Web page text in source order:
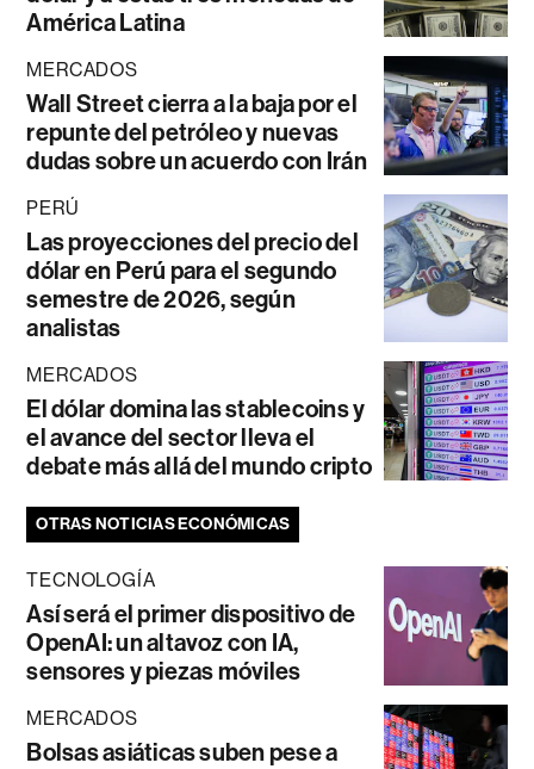
América Latina
MERCADOS
Wall Street cierra a la baja por el
repunte del petróleo y nuevas
dudas sobre un acuerdo con Irán
PERÚ
Las proyecciones del precio del
dólar en Perú para el segundo
semestre de 2026, según
analistas
MERCADOS
El dólar domina las stablecoins y
el avance del sector lleva el
debate más allá del mundo cripto
OTRAS NOTICIAS ECONÓMICAS
TECNOLOGÍA
Así será el primer dispositivo de
OpenAI: un altavoz con IA,
sensores y piezas móviles
MERCADOS
Bolsas asiáticas suben pese a